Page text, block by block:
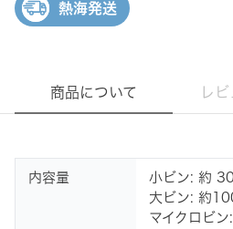
熱海発送
商品について レ
内容量
小ビン: 約
大ビン: 約
マイクロビ